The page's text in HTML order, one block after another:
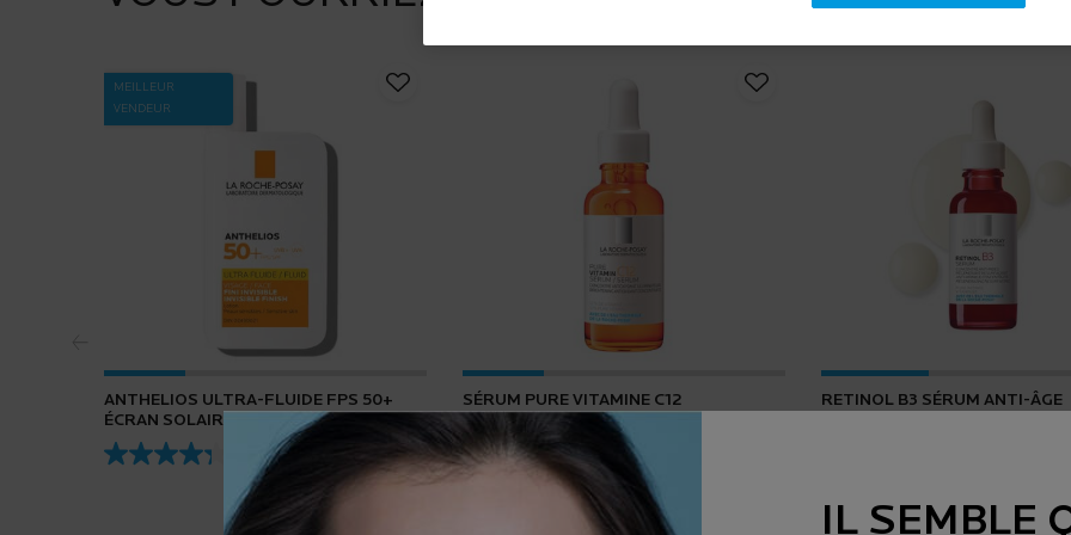
MEILLEUR
VENDEUR
ANTHELIOS ULTRA-FLUIDE FPS 50+
ÉCRAN SOLAIRE POUR VISAGE
(432)
SÉRUM PURE VITAMINE C12
(165)
RETINOL B3 SÉRUM ANTI-ÂGE
IL SEMBLE